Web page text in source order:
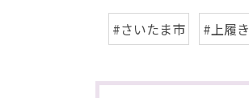
#さいたま市 #上履き